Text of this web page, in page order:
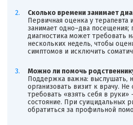
Сколько времени занимает
Первичная оценка у терапевта
занимает одно–два посещения;
диагностика может требовать
нескольких недель, чтобы
симптомов и исключить
Можно ли помочь
Поддержка важна: выслушать,
организовать визит к врачу. Не
требовать «взять себя в руки»
состояние. При суицидальных
обратиться за профильной